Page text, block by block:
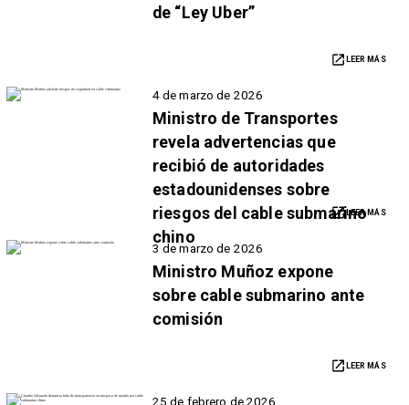
de “Ley Uber”
LEER MÁS
4 de marzo de 2026
Ministro de Transportes
revela advertencias que
recibió de autoridades
estadounidenses sobre
riesgos del cable submarino
chino
LEER MÁS
3 de marzo de 2026
Ministro Muñoz expone
sobre cable submarino ante
comisión
LEER MÁS
25 de febrero de 2026